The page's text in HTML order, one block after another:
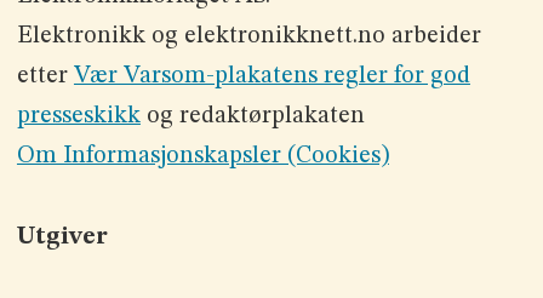
Elektronikk og elektronikknett.no arbeider
etter Vær Varsom-plakatens regler for god
presseskikkog redaktørplakaten
Om Informasjonskapsler (Cookies)
Utgiver